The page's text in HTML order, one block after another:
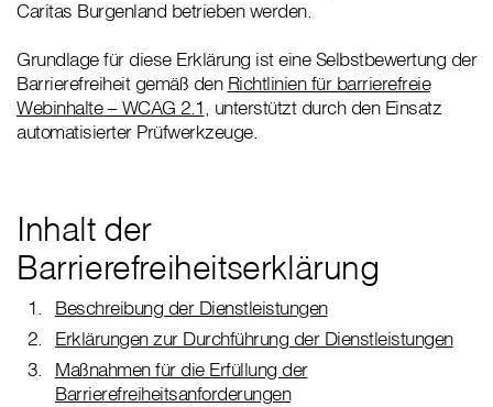
Caritas Burgenland betrieben werden.
Grundlage für diese Erklärung ist eine Selbstbewertung der
Barrierefreiheit gemäß den Richtlinien für barrierefreie
Webinhalte – WCAG 2.1, unterstützt durch den Einsatz
automatisierter Prüfwerkzeuge.
Inhalt der
Barrierefreiheitserklärung
Beschreibung der Dienstleistungen
Erklärungen zur Durchführung der Dienstleistungen
Maßnahmen für die Erfüllung der
Barrierefreiheitsanforderungen